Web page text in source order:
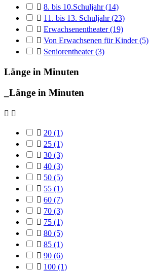
 8. bis 10.Schuljahr(14)
 11. bis 13. Schuljahr(23)
 Erwachsenentheater(19)
 Von Erwachsenen für Kinder(5)
 Seniorentheater(3)
Länge in Minuten
_Länge in Minuten
 
 20 (1)
 25 (1)
 30 (3)
 40 (3)
 50 (5)
 55 (1)
 60 (7)
 70 (3)
 75 (1)
 80 (5)
 85 (1)
 90 (6)
 100 (1)